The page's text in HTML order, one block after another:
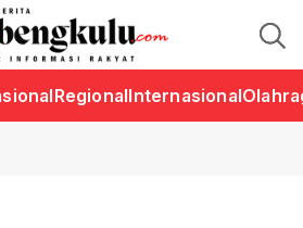
RegionalInternasional